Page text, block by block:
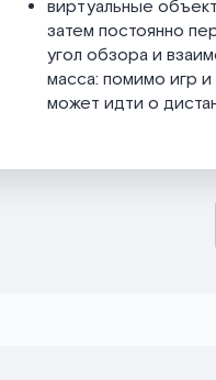
виртуальные
затем постоянно
угол обзора и
масса: помимо игр
может идти о